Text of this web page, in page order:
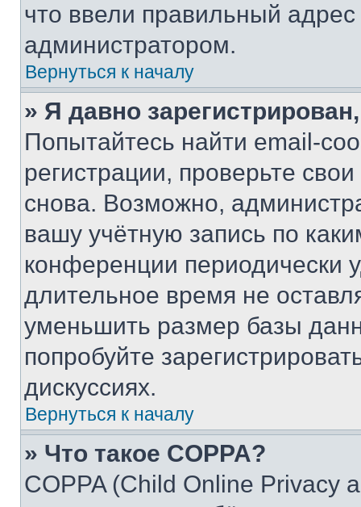
что ввели правильный адрес
администратором.
Вернуться к началу
» Я давно
Попытайтесь найти email-
регистрации, проверьте
снова. Возможно,
вашу учётную запись по
конференции периодически
длительное время не
уменьшить размер базы
попробуйте
дискуссиях.
Вернуться к началу
» Что такое COPPA?
COPPA (Child Online Privacy